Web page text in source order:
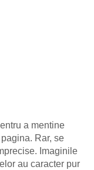
a mentine
Rar, se
Imaginile
au caracter pur